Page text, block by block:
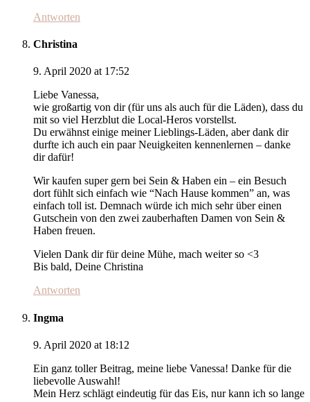
Antworten
Christina
9. April 2020 at 17:52
Liebe Vanessa,
wie großartig von dir (für uns als auch für die Läden), dass du
mit so viel Herzblut die Local-Heros vorstellst.
Du erwähnst einige meiner Lieblings-Läden, aber dank dir
durfte ich auch ein paar Neuigkeiten kennenlernen – danke
dir dafür!
Wir kaufen super gern bei Sein & Haben ein – ein Besuch
dort fühlt sich einfach wie “Nach Hause kommen” an, was
einfach toll ist. Demnach würde ich mich sehr über einen
Gutschein von den zwei zauberhaften Damen von Sein &
Haben freuen.
Vielen Dank dir für deine Mühe, mach weiter so <3
Bis bald, Deine Christina
Antworten
Ingma
9. April 2020 at 18:12
Ein ganz toller Beitrag, meine liebe Vanessa! Danke für die
liebevolle Auswahl!
Mein Herz schlägt eindeutig für das Eis, nur kann ich so lange